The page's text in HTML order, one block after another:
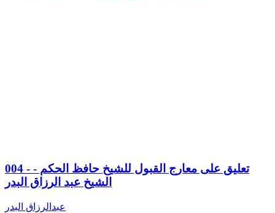
004 - تعليق على معارج القبول للشيخ حافظ الحكم -
الشيخ عبد الرزاق البدر
عبدالرزاق البدر